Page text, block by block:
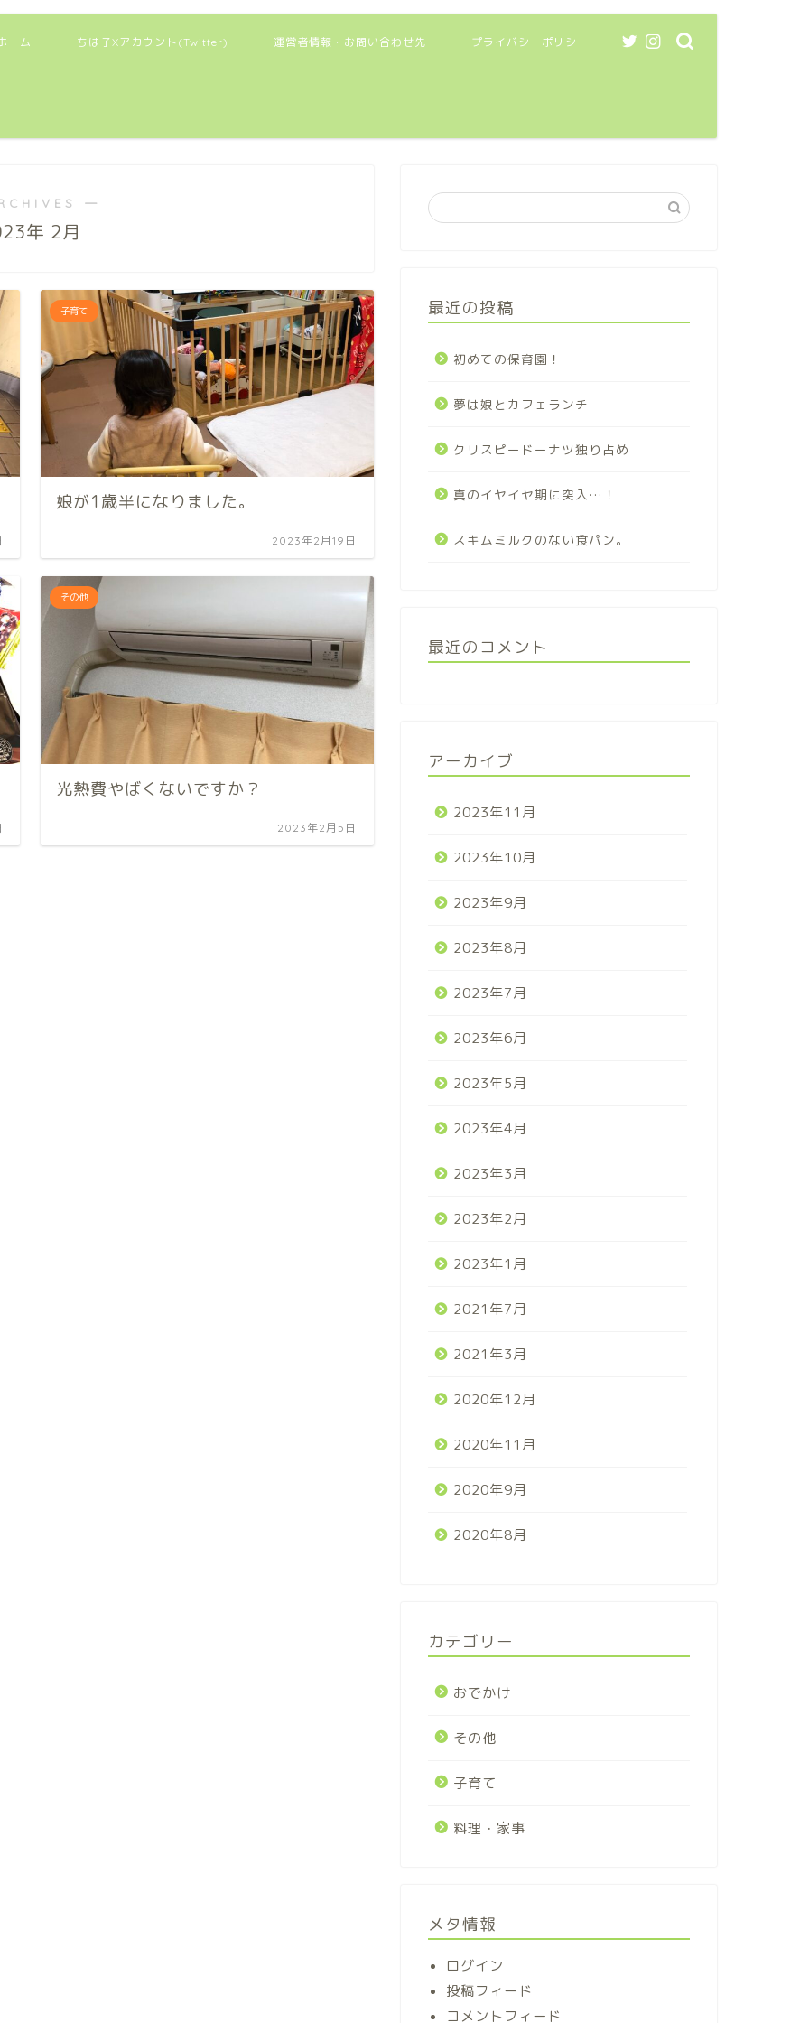
ーム ちは子Xアカウント(Twitter) 運営者情報・お問い合わせ先 プライバシーポリシー
―
年 2月
子育て
娘が1歳半になりました。
2023年2月19日
その他
光熱費やばくないですか？
2023年2月5日
最近の投稿
初めての保育園！
夢は娘とカフェランチ
クリスピードーナツ独り占め
真のイヤイヤ期に突入…！
スキムミルクのない食パン。
最近のコメント
アーカイブ
2023年11月
2023年10月
2023年9月
2023年8月
2023年7月
2023年6月
2023年5月
2023年4月
2023年3月
2023年2月
2023年1月
2021年7月
2021年3月
2020年12月
2020年11月
2020年9月
2020年8月
カテゴリー
おでかけ
その他
子育て
料理・家事
メタ情報
ログイン
投稿フィード
コメントフィード